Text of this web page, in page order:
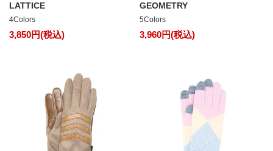
LATTICE
4Colors
3,850円(税込)
GEOMETRY
5Colors
3,960円(税込)